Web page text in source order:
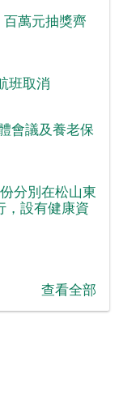
萬元抽獎齊
班取消
會議及養老保
分別在松山東
，設有健康資
查看全部